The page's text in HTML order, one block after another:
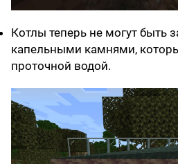
Котлы теперь не могут быть
капельными камнями,
проточной водой.